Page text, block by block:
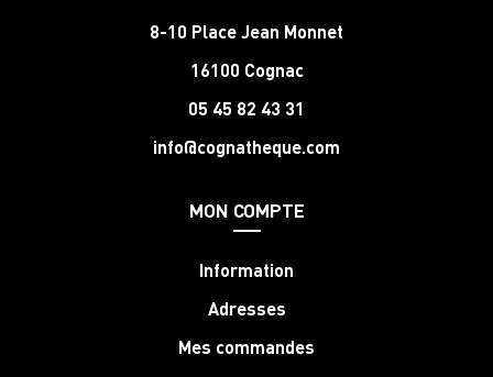
8-10 Place Jean Monnet
16100 Cognac
05 45 82 43 31
info@cognatheque.com
MON COMPTE
Information
Adresses
Mes commandes